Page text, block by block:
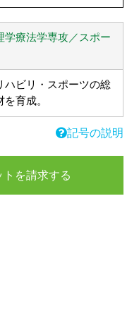
学療法学専攻／スポー
ハビリ・スポーツの総
育成。
記号の説明
を請求する